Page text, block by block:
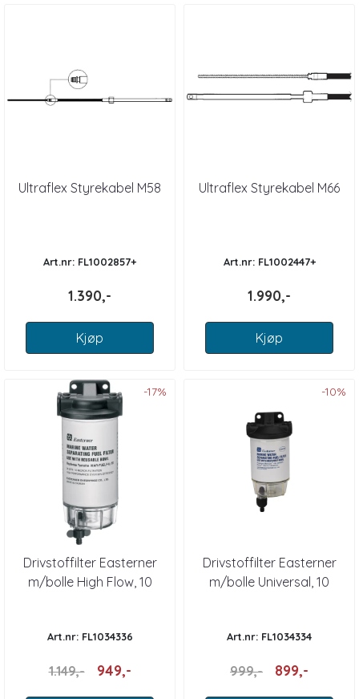
Ultraflex Styrekabel M58
Art.nr: FL1002857+
1.390,-
Kjøp
Ultraflex Styrekabel M66
Art.nr: FL1002447+
1.990,-
Kjøp
-17%
Drivstoffilter Easterner
m/bolle High Flow, 10
Art.nr: FL1034336
1.149,- 949,-
-10%
Drivstoffilter Easterner
m/bolle Universal, 10
Art.nr: FL1034334
999,- 899,-